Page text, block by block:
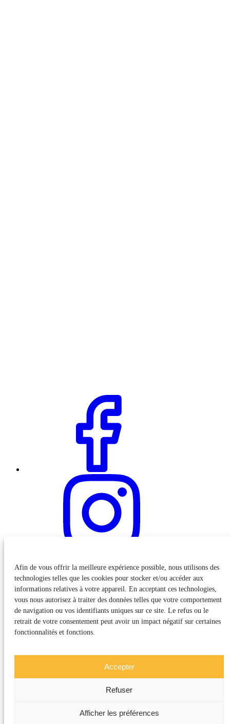
Afin de vous offrir la meilleure expérience possible, nous utilisons des
technologies telles que les cookies pour stocker et/ou accéder aux
informations relatives à votre appareil. En acceptant ces technologies,
vous nous autorisez à traiter des données telles que votre comportement
de navigation ou vos identifiants uniques sur ce site. Le refus ou le
retrait de votre consentement peut avoir un impact négatif sur certaines
fonctionnalités et fonctions.
Accepter
Refuser
Afficher les préférences